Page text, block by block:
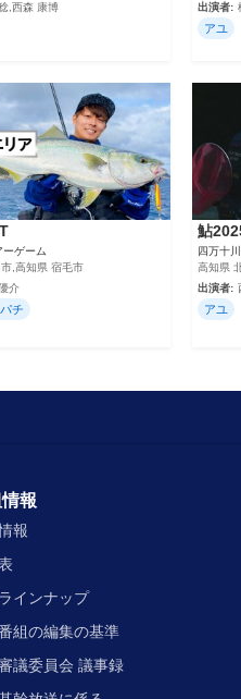
,西森 康博
出演者:
アユ
ーゲーム
,高知県 宿毛市
介
チ
鮎
四万十
高知県
出演者:
アユ
報
報
インナップ
組の編集の基準
議委員会 議事録